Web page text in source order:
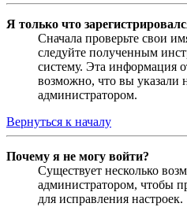
Я только что
Сначала проверьте свои
следуйте полученным
систему. Эта информация
возможно, что вы указали
администратором.
Вернуться к началу
Почему я не могу войти?
Существует несколько
администратором, чтобы
для исправления настроек.